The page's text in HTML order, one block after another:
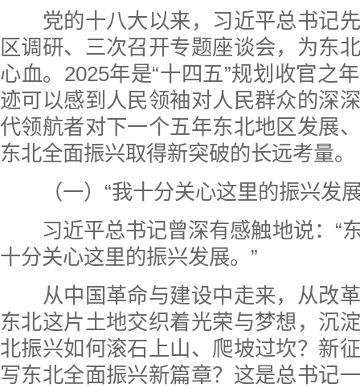
党的十八大以来，习近平总书记先
区调研、三次召开专题座谈会，为东
心血。2025年是“十四五”规划收官之
迹可以感到人民领袖对人民群众的深
代领航者对下一个五年东北地区发展
东北全面振兴取得新突破的长远考量。
（一）“我十分关心这里的振兴发
习近平总书记曾深有感触地说：“
十分关心这里的振兴发展。”
从中国革命与建设中走来，从改革
东北这片土地交织着光荣与梦想，沉
北振兴如何滚石上山、爬坡过坎？新
写东北全面振兴新篇章？这是总书记